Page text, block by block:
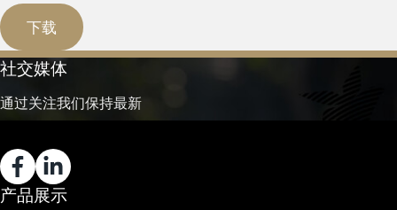
下载
社交媒体
通过关注我们保持最新
产品展示